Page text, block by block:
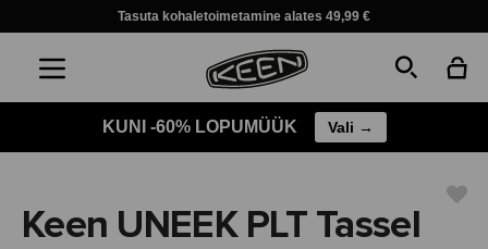
Tasuta kohaletoimetamine alates 49,99 €
KUNI -60% LOPUMÜÜK Vali →
Keen UNEEK PLT Tassel